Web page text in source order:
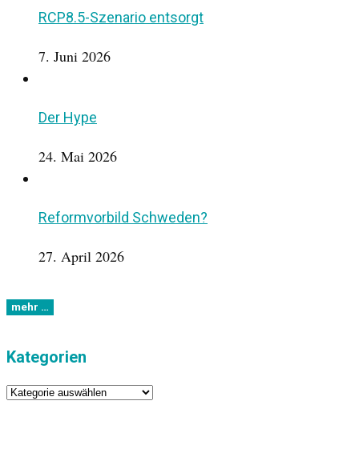
RCP8.5-Szenario entsorgt
7. Juni 2026
Der Hype
24. Mai 2026
Reformvorbild Schweden?
27. April 2026
Kategorien
Kategorien